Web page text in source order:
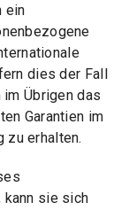
ein
dies der Fall
Übrigen das
Garantien im
zu erhalten.
kann sie sich